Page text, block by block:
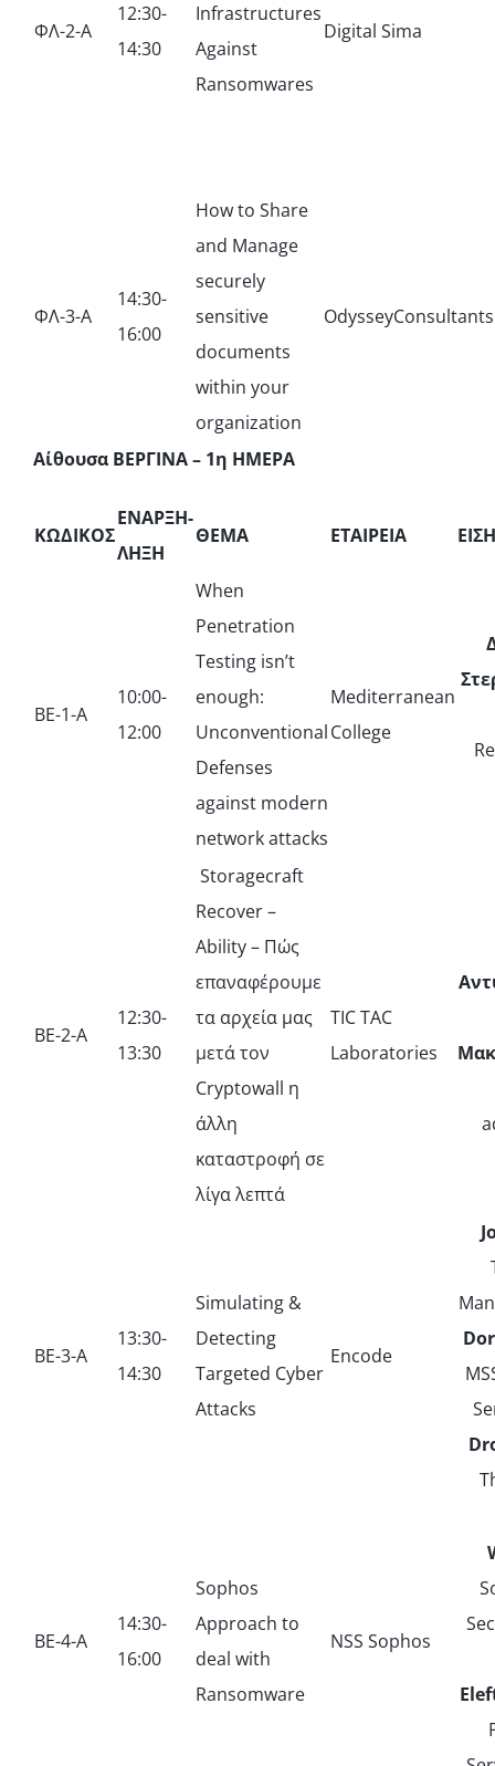
ΦΛ-2-Α
12:30-
14:30
Infrastructures
Against
Ransomwares
Digital Sima
ΦΛ-3-Α
14:30-
16:00
How to Share
and Manage
securely
sensitive
documents
within your
organization
OdysseyConsultants
Αίθουσα ΒΕΡΓΙΝΑ – 1η ΗΜΕΡΑ
ΚΩΔΙΚΟΣ
ΕΝΑΡΞΗ-
ΛΗΞΗ
ΘΕΜΑ ΕΤΑΙΡΕΙΑ
ΒΕ-1-Α
10:00-
12:00
When
Penetration
Testing isn’t
enough:
Unconventional
Defenses
against modern
network attacks
Mediterranean
College
ΒΕ-2-Α
12:30-
13:30
Storagecraft
Recover –
Ability – Πώς
επαναφέρουμε
τα αρχεία μας
μετά τον
Cryptowall η
άλλη
καταστροφή σε
λίγα λεπτά
TIC TAC
Laboratories
ΒΕ-3-Α
13:30-
14:30
Simulating &
Detecting
Targeted Cyber
Attacks
Encode
ΒΕ-4-Α
14:30-
16:00
Sophos
Approach to
deal with
Ransomware
NSS Sophos